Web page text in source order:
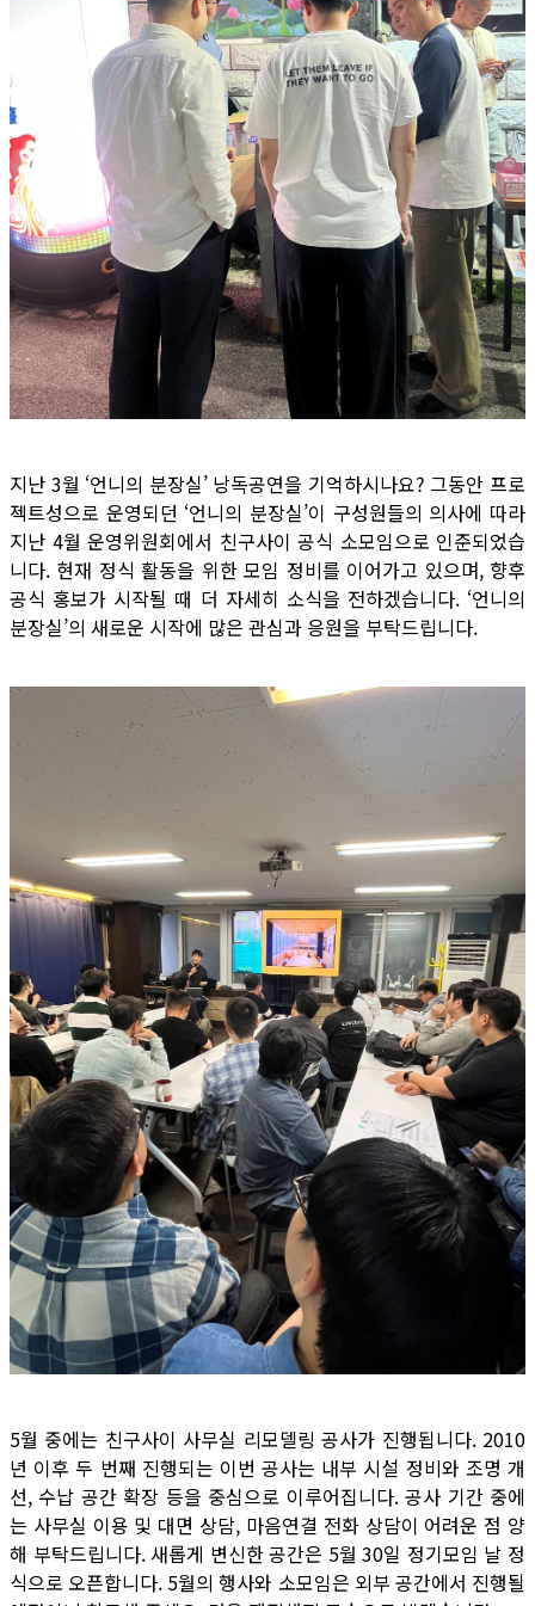
지난 3월 ‘언니의 분장실’ 낭독공연을 기억하시나요? 그동안 프로
젝트성으로 운영되던 ‘언니의 분장실’이 구성원들의 의사에 따라
지난 4월 운영위원회에서 친구사이 공식 소모임으로 인준되었습
니다. 현재 정식 활동을 위한 모임 정비를 이어가고 있으며, 향후
공식 홍보가 시작될 때 더 자세히 소식을 전하겠습니다. ‘언니의
분장실’의 새로운 시작에 많은 관심과 응원을 부탁드립니다.
5월 중에는 친구사이 사무실 리모델링 공사가 진행됩니다. 2010
년 이후 두 번째 진행되는 이번 공사는 내부 시설 정비와 조명 개
선, 수납 공간 확장 등을 중심으로 이루어집니다. 공사 기간 중에
는 사무실 이용 및 대면 상담, 마음연결 전화 상담이 어려운 점 양
해 부탁드립니다. 새롭게 변신한 공간은 5월 30일 정기모임 날 정
식으로 오픈합니다. 5월의 행사와 소모임은 외부 공간에서 진행될